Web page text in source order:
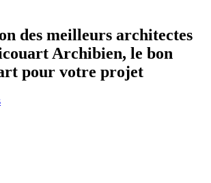
des meilleurs architectes
Archibien, le bon
pour votre projet